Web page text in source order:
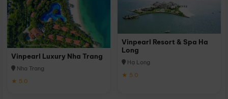
Vinpearl Luxury Nha Trang
Nha Trang
★ 5.0
Vinpearl Resort & Spa Ha
Long
Hạ Long
★ 5.0